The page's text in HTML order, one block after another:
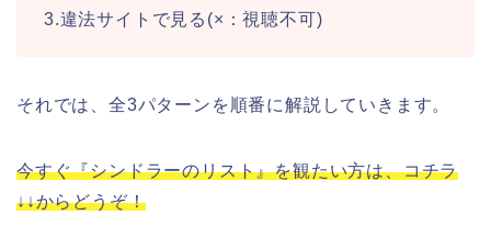
3.違法サイトで見る(×：視聴不可)
それでは、全3パターンを順番に解説していきます。
今すぐ『シンドラーのリスト』を観たい方は、コチラ
↓↓からどうぞ！